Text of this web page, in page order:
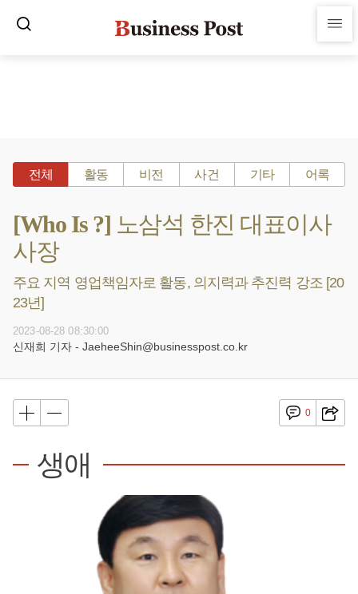
전체 활동 비전 사건 기타 어록
[Who Is ?] 노삼석 한진 대표이사
사장
주요 지역 영업책임자로 활동, 의지력과 추진력 강조 [20
23년]
2023-08-28 08:30:00
신재희 기자 - JaeheeShin@businesspost.co.kr
0
생애